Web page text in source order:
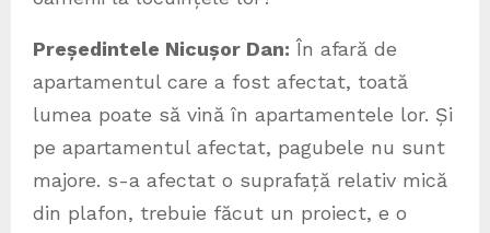
Președintele Nicușor Dan: În afară de
apartamentul care a fost afectat, toată
lumea poate să vină în apartamentele lor. Și
pe apartamentul afectat, pagubele nu sunt
majore. s-a afectat o suprafață relativ mică
din plafon, trebuie făcut un proiect, e o